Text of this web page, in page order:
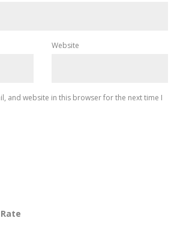
Website
and website in this browser for the next time I